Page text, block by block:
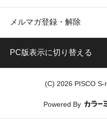
メルマガ登録・解除
PC版表示に切り替える
(C) 2026 PISCO S-
Powered By